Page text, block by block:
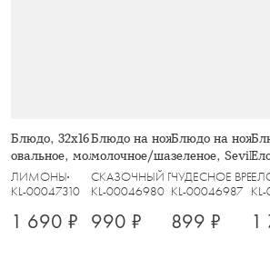
Блюдо, 32х16 см, фарфор P,
овальное, молочное, Лимон,
Limoncello
ЛИМОНЫ
KL-00047310
1 690 ₽
Блюдо на ножке, 21х7 см,
молочное/шампань, Marbella
СКАЗОЧНЫЙ ГОРОД
KL-00046980
990 ₽
Блюдо на
зеленое, Seville
ЧУДЕСНОЕ ВРЕМЯ
KL-00046987
899 ₽ 1